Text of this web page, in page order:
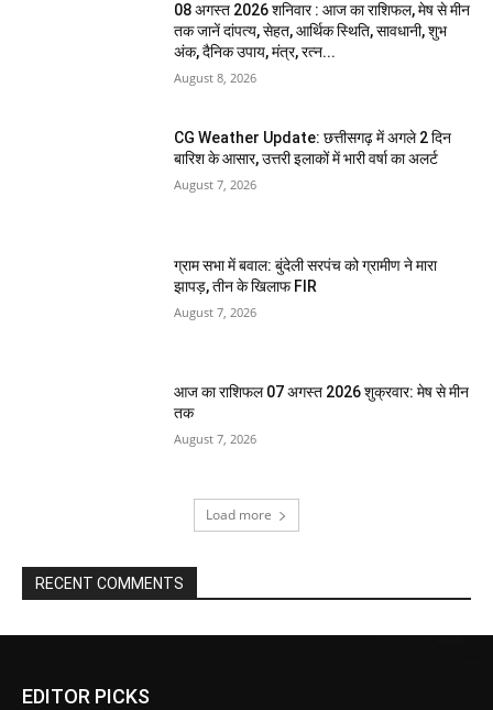
08 अगस्त 2026 शनिवार : आज का राशिफल, मेष से मीन
तक जानें दांपत्य, सेहत, आर्थिक स्थिति, सावधानी, शुभ
अंक, दैनिक उपाय, मंत्र, रत्न...
August 8, 2026
CG Weather Update: छत्तीसगढ़ में अगले 2 दिन
बारिश के आसार, उत्तरी इलाकों में भारी वर्षा का अलर्ट
August 7, 2026
ग्राम सभा में बवाल: बुंदेली सरपंच को ग्रामीण ने मारा
झापड़, तीन के खिलाफ FIR
August 7, 2026
आज का राशिफल 07 अगस्त 2026 शुक्रवार: मेष से मीन
तक
August 7, 2026
Load more
RECENT COMMENTS
EDITOR PICKS